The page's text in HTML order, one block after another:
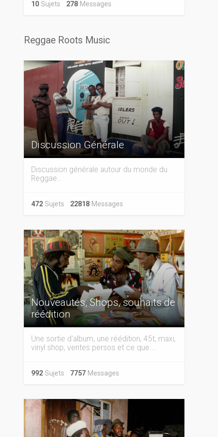
10Sujets 278Messages
Reggae Roots Music
Discussion Générale
Discussion générale autour du monde du
Reggae...
472Sujets 22818Messages
Nouveautés, Shops, souhaits de
réédition
Une sortie d'album, une réédition, 45t, maxi,
vinyl shop, ventes persos et ce que...
992Sujets 7757Messages